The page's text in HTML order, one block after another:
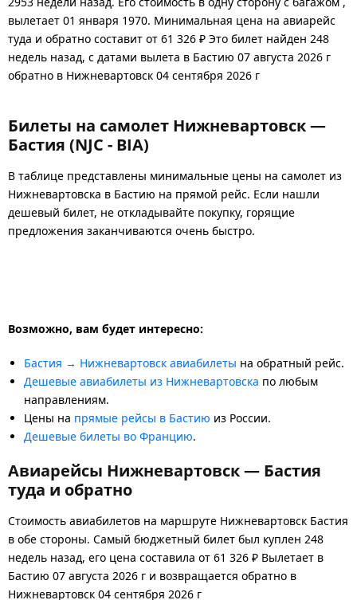
вылетает 01 января 1970. Минимальная цена на авиарейс
туда и обратно составит от 61 326 ₽ Это билет найден 248
недель назад, с датами вылета в Бастию 07 августа 2026 г
обратно в Нижневартовск 04 сентября 2026 г
Билеты на самолет Нижневартовск —
Бастия (NJC - BIA)
В таблице представлены минимальные цены на самолет из
Нижневартовска в Бастию на прямой рейс. Если нашли
дешевый билет, не откладывайте покупку, горящие
предложения заканчиваются очень быстро.
Возможно, вам будет интересно:
Бастия → Нижневартовск авиабилеты на обратный рейс.
Дешевые авиабилеты из Нижневартовска по любым
направлениям.
Цены на прямые рейсы в Бастию из России.
Дешевые билеты во Францию.
Авиарейсы Нижневартовск — Бастия
туда и обратно
Стоимость авиабилетов на маршруте Нижневартовск Бастия
в обе стороны. Самый бюджетный билет был куплен 248
недель назад, его цена составила от 61 326 ₽ Вылетает в
Бастию 07 августа 2026 г и возвращается обратно в
Нижневартовск 04 сентября 2026 г